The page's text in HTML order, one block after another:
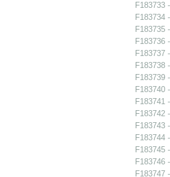
F183733
F183734
F183735
F183736
F183737
F183738
F183739
F183740
F183741
F183742
F183743
F183744
F183745
F183746
F183747